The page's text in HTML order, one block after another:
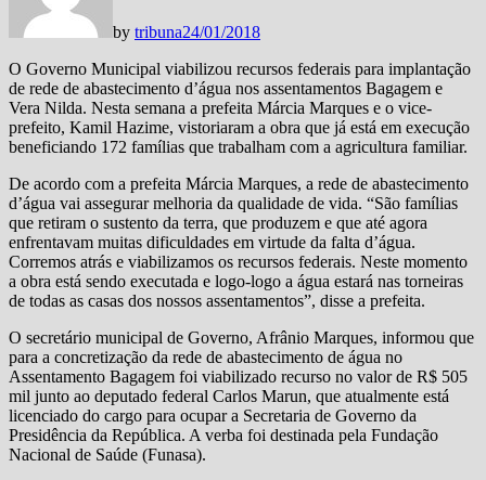
by tribuna24/01/2018
O Governo Municipal viabilizou recursos federais para implantação
de rede de abastecimento d’água nos assentamentos Bagagem e
Vera Nilda. Nesta semana a prefeita Márcia Marques e o vice-
prefeito, Kamil Hazime, vistoriaram a obra que já está em execução
beneficiando 172 famílias que trabalham com a agricultura familiar.
De acordo com a prefeita Márcia Marques, a rede de abastecimento
d’água vai assegurar melhoria da qualidade de vida. “São famílias
que retiram o sustento da terra, que produzem e que até agora
enfrentavam muitas dificuldades em virtude da falta d’água.
Corremos atrás e viabilizamos os recursos federais. Neste momento
a obra está sendo executada e logo-logo a água estará nas torneiras
de todas as casas dos nossos assentamentos”, disse a prefeita.
O secretário municipal de Governo, Afrânio Marques, informou que
para a concretização da rede de abastecimento de água no
Assentamento Bagagem foi viabilizado recurso no valor de R$ 505
mil junto ao deputado federal Carlos Marun, que atualmente está
licenciado do cargo para ocupar a Secretaria de Governo da
Presidência da República. A verba foi destinada pela Fundação
Nacional de Saúde (Funasa).